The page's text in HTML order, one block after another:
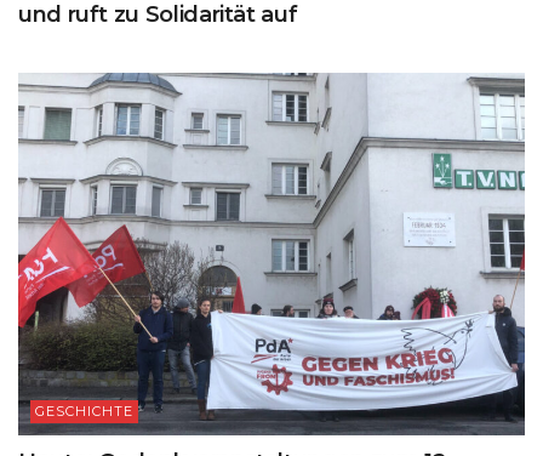
und ruft zu Solidarität auf
GESCHICHTE